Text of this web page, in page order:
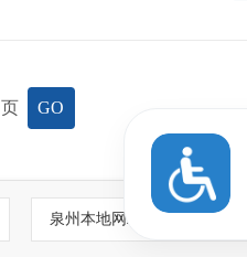
页 GO
泉州本地网站